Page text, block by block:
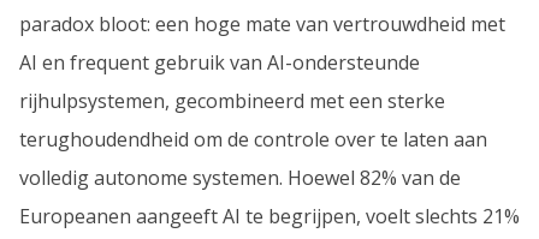
paradox bloot: een hoge mate van vertrouwdheid met
AI en frequent gebruik van AI-ondersteunde
rijhulpsystemen, gecombineerd met een sterke
terughoudendheid om de controle over te laten aan
volledig autonome systemen. Hoewel 82% van de
Europeanen aangeeft AI te begrijpen, voelt slechts 21%